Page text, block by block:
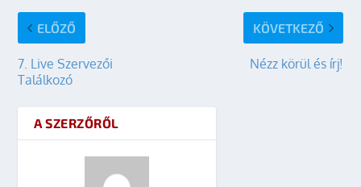
ELŐZŐ
7. Live Szervezői
Találkozó
KÖVETKEZŐ
Nézz körül és írj!
A SZERZŐRŐL